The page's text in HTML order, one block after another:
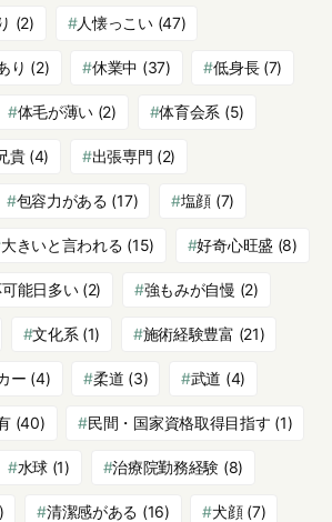
(2) 人懐っこい(47)
り (2) 休業中 (37) 低身長(7)
体毛が薄い (2) 体育会系 (5)
貴(4) 出張専門 (2)
包容力がある (17) 塩顔 (7)
大きいと言われる (15) 好奇心旺盛 (8)
能日多い(2) 強もみが自慢 (2)
文化系 (1) 施術経験豊富 (21)
ー (4) 柔道 (3) 武道 (4)
(40) 民間・国家資格取得目指す (1)
水球(1) 治療院勤務経験 (8)
清潔感がある (16) 犬顔(7)